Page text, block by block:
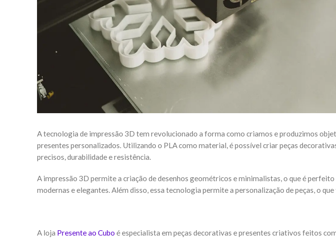
A tecnologia de impressão 3D tem revolucionado a forma como criamos e produzimos
presentes personalizados. Utilizando o PLA como material, é possível criar peças
precisos, durabilidade e resistência.
A impressão 3D permite a criação de desenhos geométricos e minimalistas, o que é
modernas e elegantes. Além disso, essa tecnologia permite a personalização de peças, o
A loja Presente ao Cubo é especialista em peças decorativas e presentes criativos feitos